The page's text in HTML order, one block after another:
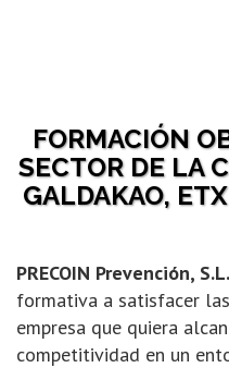
FORMACIÓN
SECTOR DE LA
GALDAKAO,
PRECOIN Prevención, S.L.
formativa a satisfacer
empresa que quiera
competitividad en un